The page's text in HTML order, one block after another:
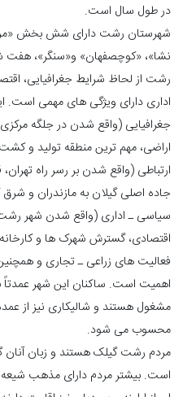
در طول سال است.
شهرستان رشت دارای شش بخش
نشا»، «کوچصفهان» و«سنگر»، هفت شهر و 18
رشت از لحاظ شرایط جغرافیایی،
اداری دارای ویژگی های مهمی
جغرافیایی (واقع شدن در جلگه
اراضی، مهم ترین منطقه تولید و
ارتباطی (واقع شدن بر رسر راه
جاده اصلی گیلان به مازندران و
سیاسی ـ اداری (واقع شدن شهر رشت
اقتصادی، گسترش شهرک ها و
فعالیت های زراعی ـ تجاری و
اهمیت است. ساکنان این شهر
مشغول هستند و شالیکاری نیز از
محسوب می شود.
مردم رشت گیلک هستند و زبان
است. بیشتر مردم دارای مذهب